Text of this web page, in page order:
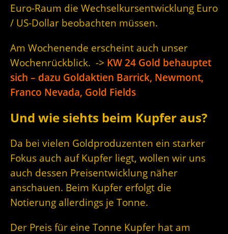
Euro-Raum die Wechselkursentwicklung Euro
/ US-Dollar beobachten müssen.
Am Wochenende erscheint auch unser
Wochenrückblick. -> KW 24 Gold behauptet
sich – dazu Goldaktien Barrick, Newmont,
Franco Nevada, Gold Fields
Und wie siehts beim Kupfer aus?
Da bei vielen Goldproduzenten ein starker
Fokus auch auf Kupfer liegt, wollen wir uns
auch dessen Preisentwicklung näher
anschauen. Beim Kupfer erfolgt die
Notierung allerdings je Tonne.
Der Preis für eine Tonne Kupfer hat am